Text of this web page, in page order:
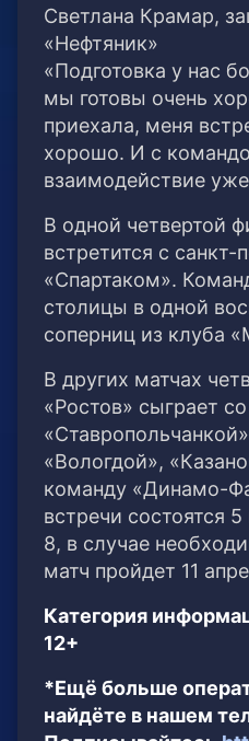
Светлана Крамар,
«Нефтяник»
«Подготовка у нас
мы готовы очень
приехала, меня
хорошо. И с
взаимодействие
В одной четвертой
встретится с санкт-
«Спартаком».
столицы в одной
соперниц из клуба
В других матчах
«Ростов» сыграет со
«Вологдой»,
команду «Динамо-
встречи состоятся
8, в случае
матч пройдет 11
Категория
12+
*Ещё больше
найдёте в нашем